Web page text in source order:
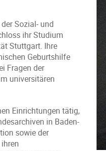
Sozial- und
ihr Studium
Stuttgart. Ihre
Geburtshilfe
Fragen der
universitären
Einrichtungen tätig,
in Baden-
sowie der